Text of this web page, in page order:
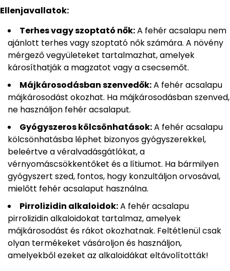
Ellenjavallatok:
Terhes vagy szoptató nők:A fehér acsalapu nem
ajánlott terhes vagy szoptató nők számára. A növény
mérgező vegyületeket tartalmazhat, amelyek
károsíthatják a magzatot vagy a csecsemőt.
Májkárosodásban szenvedők:A fehér acsalapu
májkárosodást okozhat. Ha májkárosodásban szenved,
ne használjon fehér acsalaput.
Gyógyszeros kölcsönhatások:A fehér acsalapu
kölcsönhatásba léphet bizonyos gyógyszerekkel,
beleértve a véralvadásgátlókat, a
vérnyomáscsökkentőket és a lítiumot. Ha bármilyen
gyógyszert szed, fontos, hogy konzultáljon orvosával,
mielőtt fehér acsalaput használna.
Pirrolizidin alkaloidok:A fehér acsalapu
pirrolizidin alkaloidokat tartalmaz, amelyek
májkárosodást és rákot okozhatnak. Feltétlenül csak
olyan termékeket vásároljon és használjon,
amelyekből ezeket az alkaloidákat eltávolították!